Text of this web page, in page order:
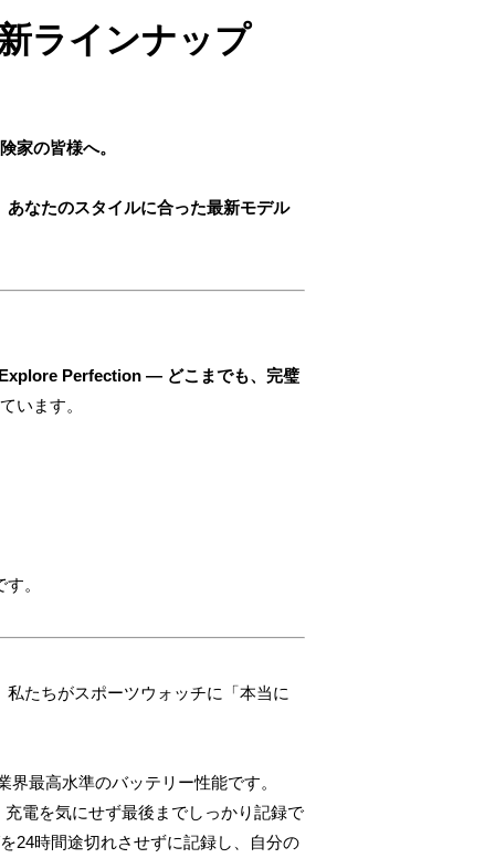
ラインナップ
家の皆様へ。
なたのスタイルに合った最新モデル
Perfection ― どこまでも、完璧
います。
。
たちがスポーツウォッチに「本当に
最高水準のバッテリー性能です。
電を気にせず最後までしっかり記録で
24時間途切れさせずに記録し、自分の